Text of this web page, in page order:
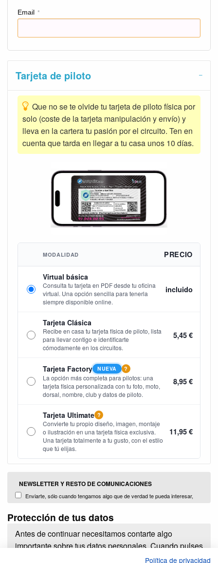
Email *
Tarjeta de piloto
Que no se te olvide tu tarjeta de piloto física por
solo (coste de la tarjeta manipulación y envío) y
lleva en la cartera tu pasión por el circuito. Ten en
cuenta que tarda en llegar a tu casa unos 10 días.
MODALIDAD PRECIO
Virtual básica
Consulta tu tarjeta en PDF desde tu oficina
virtual. Una opción sencilla para tenerla
siempre disponible online.
incluido
Tarjeta Clásica
Recibe en casa tu tarjeta física de piloto, lista
para llevar contigo e identificarte
cómodamente en los circuitos.
5,45 €
Tarjeta Factory NUEVA ?
La opción más completa para pilotos: una
tarjeta física personalizada con tu foto, moto,
dorsal, nombre, club y datos de piloto.
8,95 €
Tarjeta Ultimate ?
Convierte tu propio diseño, imagen, montaje
o ilustración en una tarjeta física exclusiva.
Una tarjeta totalmente a tu gusto, con el estilo
que tú elijas.
11,95 €
NEWSLETTER Y RESTO DE COMUNICACIONES
Enviarte, sólo cuando tengamos algo que de verdad te pueda interesar,
y servicios o de terceros comercializados y distribuidos por nosotors (Plug
Protección de tus datos
Antes de continuar necesitamos contarte algo
importante sobre tus datos personales. Cuando pulses
el botón de contratar estarás dando a PlugBrokers
Política de privacidad